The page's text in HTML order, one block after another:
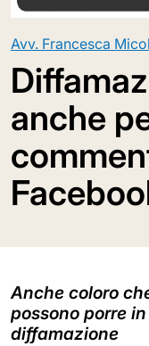
Avv. Francesca
anche
Anche coloro
possono porre
diffamazione